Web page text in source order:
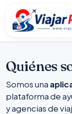
Quiénes
Somos una
plataforma de
y agencias de